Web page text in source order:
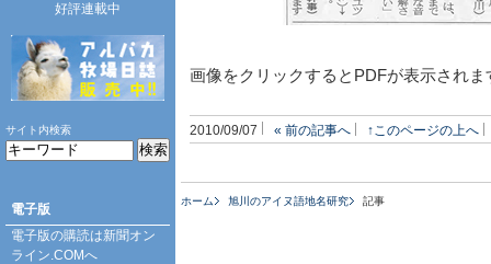
画像をクリックするとPDFが表示されま
2010/09/07 « 前の記事へ ↑このページの上へ
ホーム 旭川のアイヌ語地名研究 記事
好評連載中
サイト内検索
電子版
電子版の購読は新聞オン
ライン.COMへ